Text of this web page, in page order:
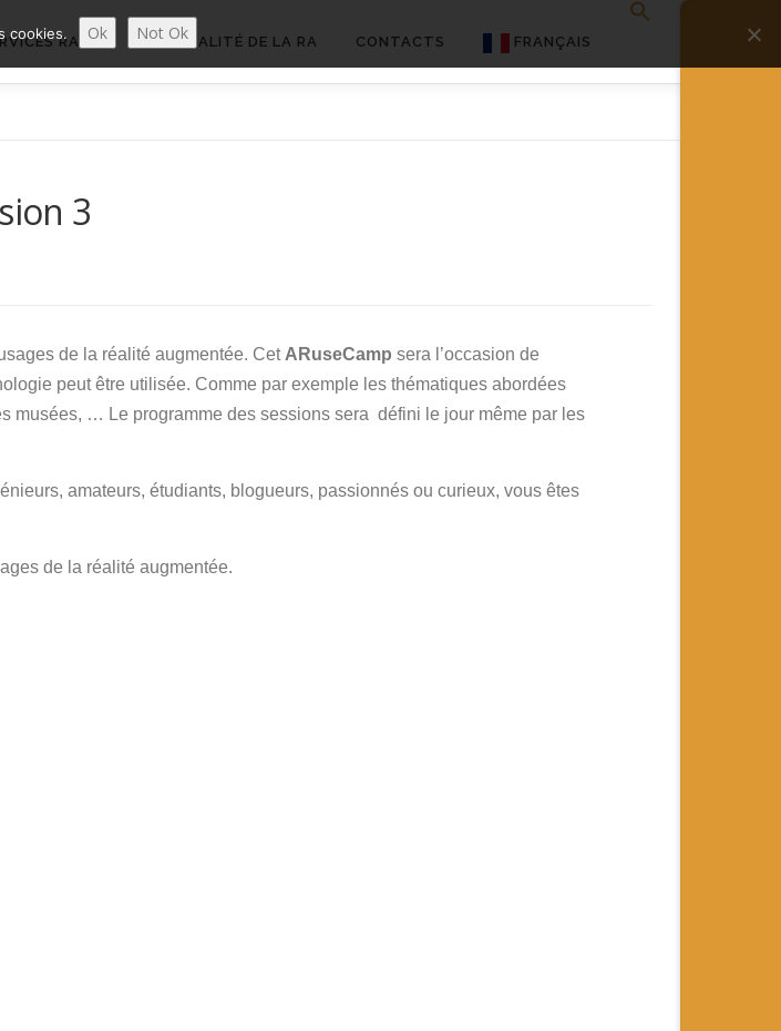
RA’PRO ACTUALITÉ DE LA RA CONTACTS FRANÇAIS
Español
3
de la réalité augmentée. Cet ARuseCamp sera l’occasion de
peut être utilisée. Comme par exemple les thématiques abordées
musées, … Le programme des sessions sera défini le jour même par les
amateurs, étudiants, blogueurs, passionnés ou curieux, vous êtes
de la réalité augmentée.
cookies. Ok Not Ok